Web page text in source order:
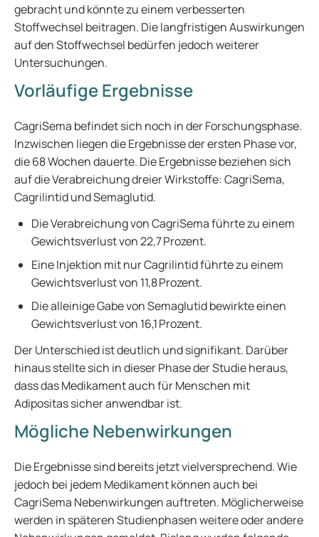
gebracht und könnte zu einem verbesserten
Stoffwechsel beitragen. Die langfristigen Auswirkungen
auf den Stoffwechsel bedürfen jedoch weiterer
Untersuchungen.
Vorläufige Ergebnisse
CagriSema befindet sich noch in der Forschungsphase.
Inzwischen liegen die Ergebnisse der ersten Phase vor,
die 68 Wochen dauerte. Die Ergebnisse beziehen sich
auf die Verabreichung dreier Wirkstoffe: CagriSema,
Cagrilintid und Semaglutid.
Die Verabreichung von CagriSema führte zu einem
Gewichtsverlust von 22,7 Prozent.
Eine Injektion mit nur Cagrilintid führte zu einem
Gewichtsverlust von 11,8 Prozent.
Die alleinige Gabe von Semaglutid bewirkte einen
Gewichtsverlust von 16,1 Prozent.
Der Unterschied ist deutlich und signifikant. Darüber
hinaus stellte sich in dieser Phase der Studie heraus,
dass das Medikament auch für Menschen mit
Adipositas sicher anwendbar ist.
Mögliche Nebenwirkungen
Die Ergebnisse sind bereits jetzt vielversprechend. Wie
jedoch bei jedem Medikament können auch bei
CagriSema Nebenwirkungen auftreten. Möglicherweise
werden in späteren Studienphasen weitere oder andere